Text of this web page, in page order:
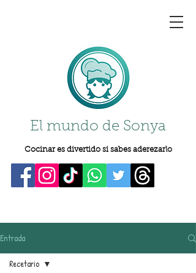
El mundo de Sonya
Cocinar es divertido si sabes aderezarlo
Entrada
Recetario